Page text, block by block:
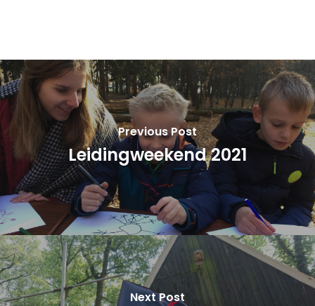
Previous Post
Leidingweekend 2021
Next Post